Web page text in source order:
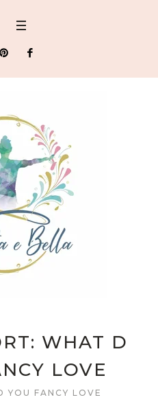
WHAT D
LOVE
YOU FANCY LOVE